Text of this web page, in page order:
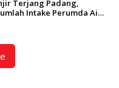
Terjang Padang,
Intake Perumda Air